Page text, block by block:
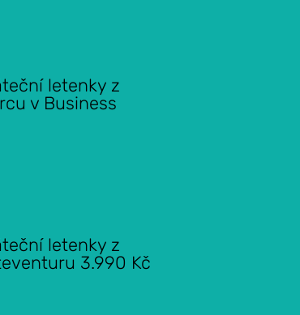
letenky z
v Business
letenky z
3.990 Kč